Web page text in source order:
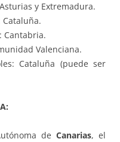
y Extremadura.
Cataluña.
Cantabria.
Valenciana.
Cataluña (puede ser
de Canarias, el